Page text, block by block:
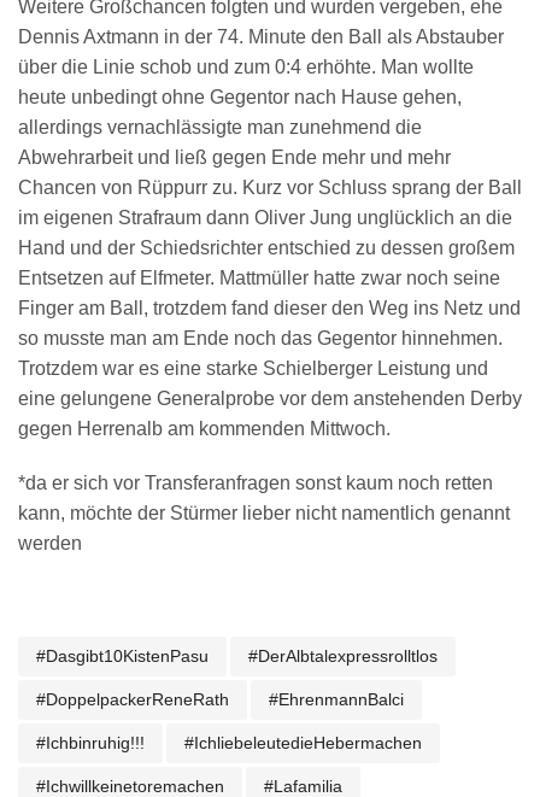
Weitere Großchancen folgten und wurden vergeben, ehe
Dennis Axtmann in der 74. Minute den Ball als Abstauber
über die Linie schob und zum 0:4 erhöhte. Man wollte
heute unbedingt ohne Gegentor nach Hause gehen,
allerdings vernachlässigte man zunehmend die
Abwehrarbeit und ließ gegen Ende mehr und mehr
Chancen von Rüppurr zu. Kurz vor Schluss sprang der Ball
im eigenen Strafraum dann Oliver Jung unglücklich an die
Hand und der Schiedsrichter entschied zu dessen großem
Entsetzen auf Elfmeter. Mattmüller hatte zwar noch seine
Finger am Ball, trotzdem fand dieser den Weg ins Netz und
so musste man am Ende noch das Gegentor hinnehmen.
Trotzdem war es eine starke Schielberger Leistung und
eine gelungene Generalprobe vor dem anstehenden Derby
gegen Herrenalb am kommenden Mittwoch.
*da er sich vor Transferanfragen sonst kaum noch retten
kann, möchte der Stürmer lieber nicht namentlich genannt
werden
#dasgibt10KistenPasu #derAlbtalexpressrolltlos
#DoppelpackerReneRath #EhrenmannBalci
#ichbinruhig!!! #ichliebeleutedieHebermachen
#ichwillkeinetoremachen #lafamilia